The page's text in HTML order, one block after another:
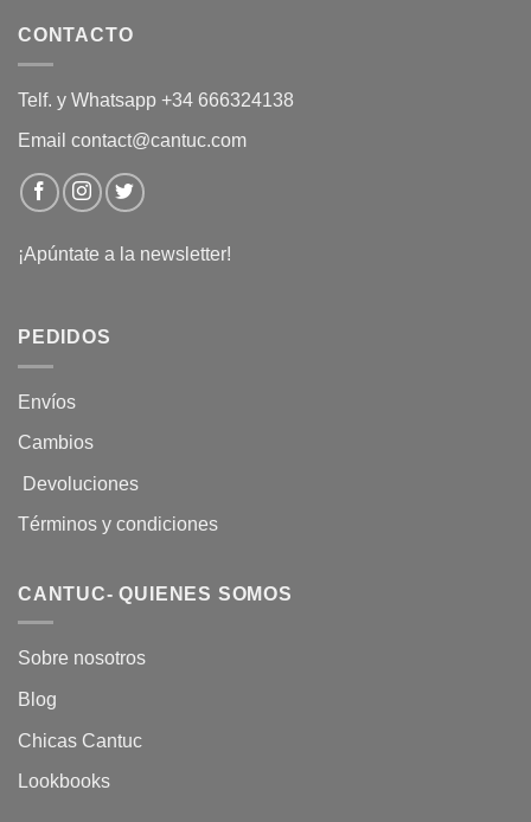
CONTACTO
Telf. y Whatsapp +34 666324138
Email contact@cantuc.com
¡Apúntate a la newsletter!
PEDIDOS
Envíos
Cambios
Devoluciones
Términos y condiciones
CANTUC- QUIENES SOMOS
Sobre nosotros
Blog
Chicas Cantuc
Lookbooks